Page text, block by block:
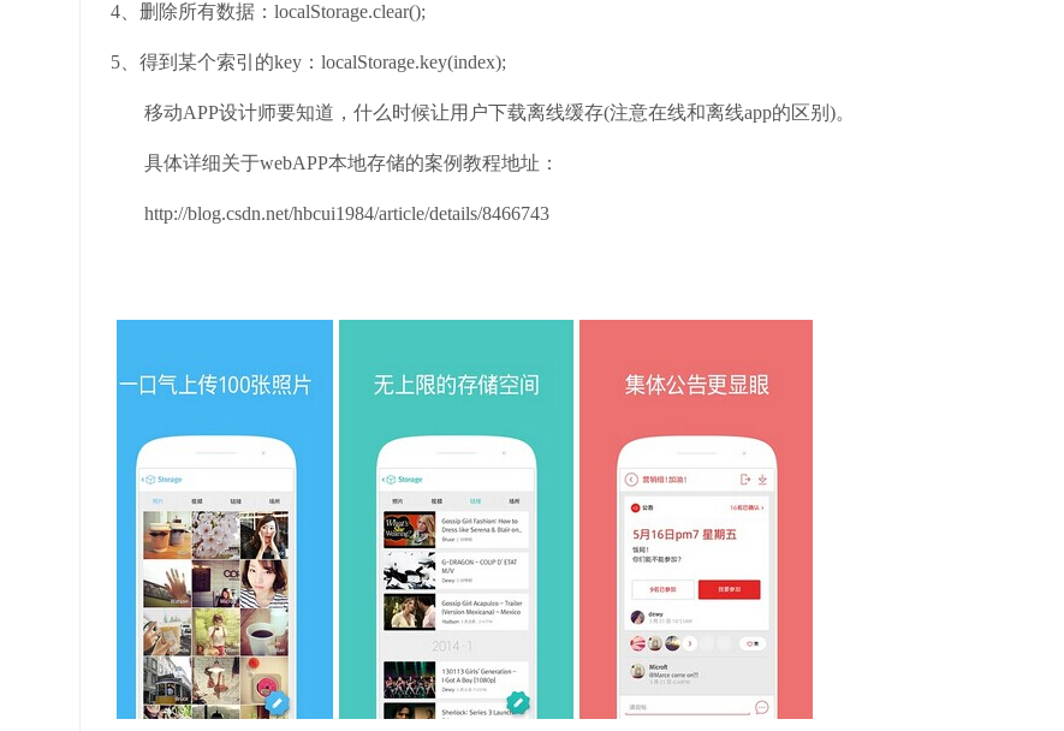
4、删除所有数据：localStorage.clear();
5、得到某个索引的key：localStorage.key(index);
移动APP设计师要知道，什么时候让用户下载离线缓存(注意在线和离线app的区别)。
具体详细关于webAPP本地存储的案例教程地址：
http://blog.csdn.net/hbcui1984/article/details/8466743